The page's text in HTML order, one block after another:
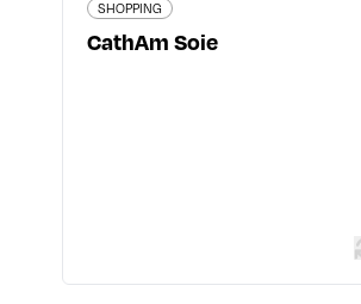
SHOPPING
CathAm Soie